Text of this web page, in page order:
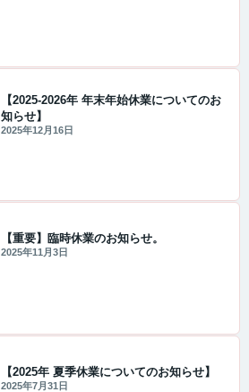
【2025-2026年 年末年始休業についてのお
知らせ】
2025年12月16日
【重要】臨時休業のお知らせ。
2025年11月3日
【2025年 夏季休業についてのお知らせ】
2025年7月31日